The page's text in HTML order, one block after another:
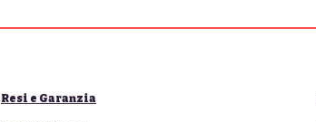
Resi e Garanzia